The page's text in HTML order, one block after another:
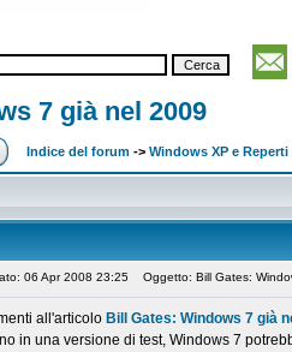
7 già nel 2009
Indice del forum -> Windows XP e
06 Apr 2008 23:25 Oggetto: Bill Gates:
all'articolo Bill Gates: Windows 7 già
in una versione di test, Windows 7